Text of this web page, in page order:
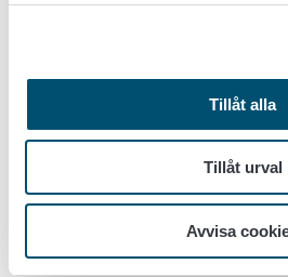
Tillåt alla
Tillåt urval
Avvisa
När stödsökanden är en
personer tillsammans eller någon
ska åtminstone en person vara
dagen av kalenderåret före
jordbruk eller trädgårdsodling.
aktiebolag och sammanslutningar,
offentligrättsliga samfund,
skollägenheter.